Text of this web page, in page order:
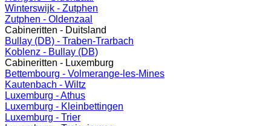
Winterswijk - Zutphen
Zutphen - Oldenzaal
Cabineritten - Duitsland
Bullay (DB) - Traben-Trarbach
Koblenz - Bullay (DB)
Cabineritten - Luxemburg
Bettembourg - Volmerange-les-Mines
Kautenbach - Wiltz
Luxemburg - Athus
Luxemburg - Kleinbettingen
Luxemburg - Trier